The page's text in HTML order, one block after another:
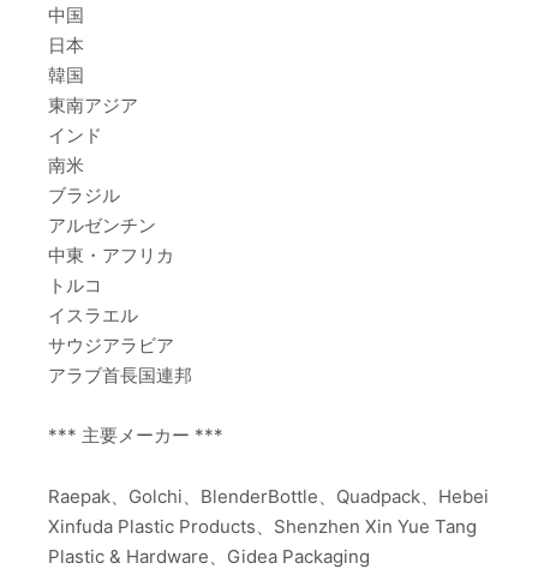
中国
日本
韓国
東南アジア
インド
南米
ブラジル
アルゼンチン
中東・アフリカ
トルコ
イスラエル
サウジアラビア
アラブ首長国連邦
*** 主要メーカー ***
Raepak、Golchi、BlenderBottle、Quadpack、Hebei
Xinfuda Plastic Products、Shenzhen Xin Yue Tang
Plastic & Hardware、Gidea Packaging